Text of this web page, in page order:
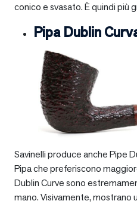
conico e svasato. È quindi più
Pipa Dublin
Savinelli produce anche Pipe
Pipa che preferiscono
Dublin Curve sono
mano. Visivamente, mostrano